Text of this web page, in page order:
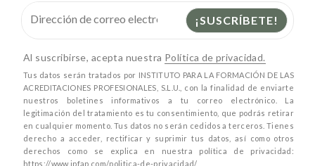
Al suscribirse, acepta nuestra Política de privacidad.
Tus datos serán tratados por INSTITUTO PARA LA FORMACIÓN DE LAS
ACREDITACIONES PROFESIONALES, S.L.U., con la finalidad de enviarte
nuestros boletines informativos a tu correo electrónico. La
legitimación del tratamiento es tu consentimiento, que podrás retirar
en cualquier momento. Tus datos no serán cedidos a terceros. Tienes
derecho a acceder, rectificar y suprimir tus datos, así como otros
derechos como se explica en nuestra política de privacidad:
https://www.ipfap.com/politica-de-privacidad/